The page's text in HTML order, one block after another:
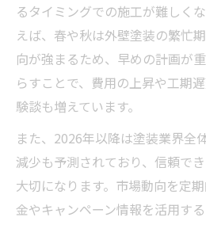
るタイミングでの施工が難しく
えば、春や秋は外壁塗装の繁忙
向が強まるため、早めの計画が
らすことで、費用の上昇や工期
験談も増えています。
また、2026年以降は塗装業界全
減少も予測されており、信頼で
大切になります。市場動向を定
金やキャンペーン情報を活用す